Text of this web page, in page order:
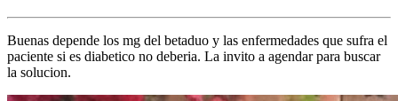
Buenas depende los mg del betaduo y las enfermedades que sufra el
paciente si es diabetico no deberia. La invito a agendar para buscar
la solucion.